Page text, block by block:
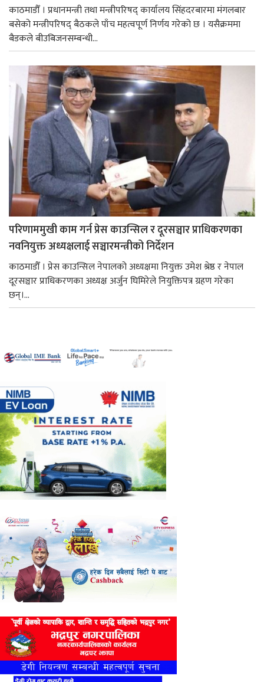
काठमाडौँ । प्रधानमन्त्री तथा मन्त्रीपरिषद् कार्यालय सिंहदरबारमा मंगलबार
बसेको मन्त्रीपरिषद् बैठकले पाँच महत्वपूर्ण निर्णय गरेको छ । यसैक्रममा
बैडकले बीउबिजनसम्बन्धी...
परिणाममुखी काम गर्न प्रेस काउन्सिल र दूरसञ्चार प्राधिकरणका
नवनियुक्त अध्यक्षलाई सञ्चारमन्त्रीको निर्देशन
काठमाडौँ । प्रेस काउन्सिल नेपालको अध्यक्षमा नियुक्त उमेश श्रेष्ठ र नेपाल
दूरसञ्चार प्राधिकरणका अध्यक्ष अर्जुन घिमिरेले नियुक्तिपत्र ग्रहण गरेका
छन्।...